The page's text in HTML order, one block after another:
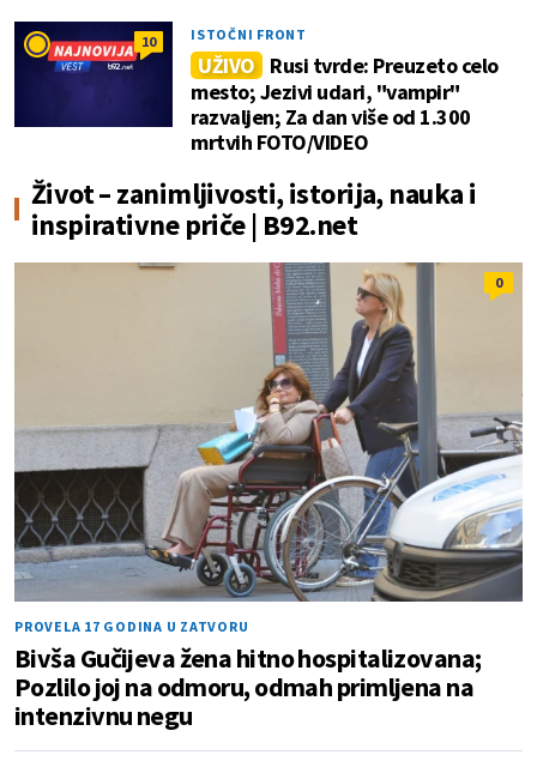
10 ISTOČNI FRONT
UŽIVO Rusi tvrde: Preuzeto celo
mesto; Jezivi udari, "vampir"
razvaljen; Za dan više od 1.300
mrtvih FOTO/VIDEO
Život – zanimljivosti, istorija, nauka i
inspirativne priče | B92.net
0
PROVELA 17 GODINA U ZATVORU
Bivša Gučijeva žena hitno hospitalizovana;
Pozlilo joj na odmoru, odmah primljena na
intenzivnu negu